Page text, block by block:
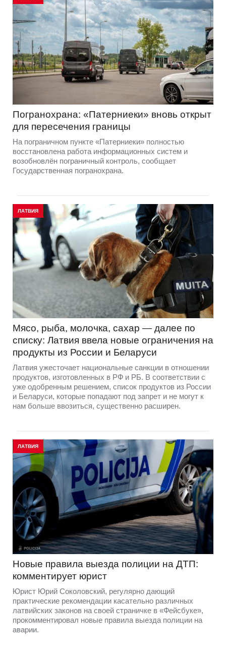
Погранохрана: «Патерниеки» вновь открыт
для пересечения границы
На пограничном пункте «Патерниеки» полностью
восстановлена работа информационных систем и
возобновлён пограничный контроль, сообщает
Государственная погранохрана.
ЛАТВИЯ
Мясо, рыба, молочка, сахар — далее по
списку: Латвия ввела новые ограничения на
продукты из России и Беларуси
Латвия ужесточает национальные санкции в отношении
продуктов, изготовленных в РФ и РБ. В соответствии с
уже одобренным решением, список продуктов из России
и Беларуси, которые попадают под запрет и не могут к
нам больше ввозиться, существенно расширен.
ЛАТВИЯ
Новые правила выезда полиции на ДТП:
комментирует юрист
Юрист Юрий Соколовский, регулярно дающий
практические рекомендации касательно различных
латвийских законов на своей страничке в «Фейсбуке»,
прокомментировал новые правила выезда полиции на
аварии.